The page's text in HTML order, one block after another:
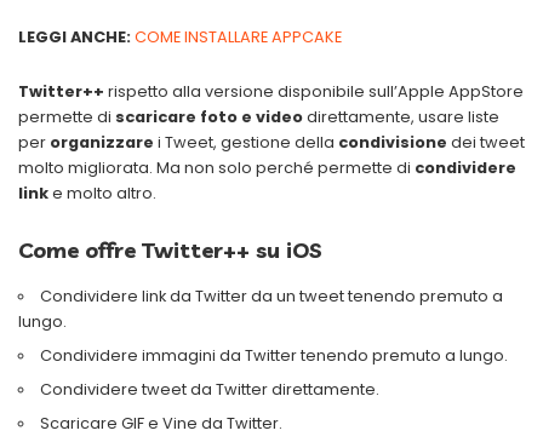
LEGGI ANCHE: COME INSTALLARE APPCAKE
Twitter++ rispetto alla versione disponibile sull’Apple AppStore
permette di scaricare foto e videodirettamente, usare liste
per organizzare i Tweet, gestione della condivisione dei tweet
molto migliorata. Ma non solo perché permette di condividere
linke molto altro.
Come offre Twitter++ su iOS
Condividere link da Twitter da un tweet tenendo premuto a
lungo.
Condividere immagini da Twitter tenendo premuto a lungo.
Condividere tweet da Twitter direttamente.
Scaricare GIF e Vine da Twitter.